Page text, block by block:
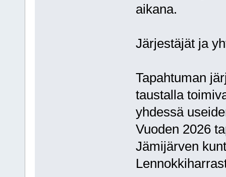
aikana.
Järjestäjät ja
Tapahtuman
taustalla
yhdessä
Vuoden 2026
Jämijärven